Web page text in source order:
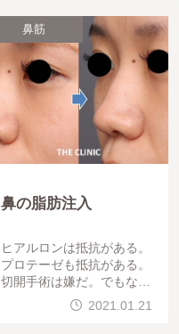
鼻筋
鼻の脂肪注入
ヒアルロンは抵抗がある。
プロテーゼも抵抗がある。
切開手術は嫌だ。でもなん
とか鼻を綺麗にしたいので
、何とかなりませんか？と
2021.01.21